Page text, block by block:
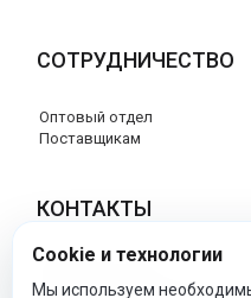
СОТРУДНИЧЕСТВО
Оптовый отдел
Поставщикам
КОНТАКТЫ
8 (800) 707-76-34
info@esspero-market.ru
Cookie и технологии
Мы используем